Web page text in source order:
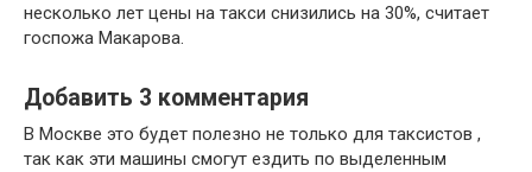
несколько лет цены на такси снизились на 30%, считает
госпожа Макарова.
Добавить 3 комментария
В Москве это будет полезно не только для таксистов ,
так как эти машины смогут ездить по выделенным